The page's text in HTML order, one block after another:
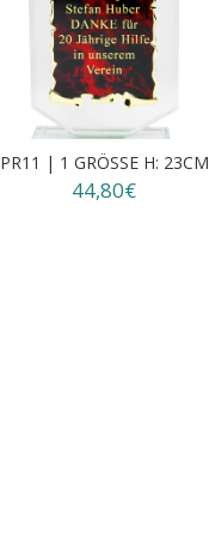
PR11 | 1 GRÖSSE H: 23CM
44,80€